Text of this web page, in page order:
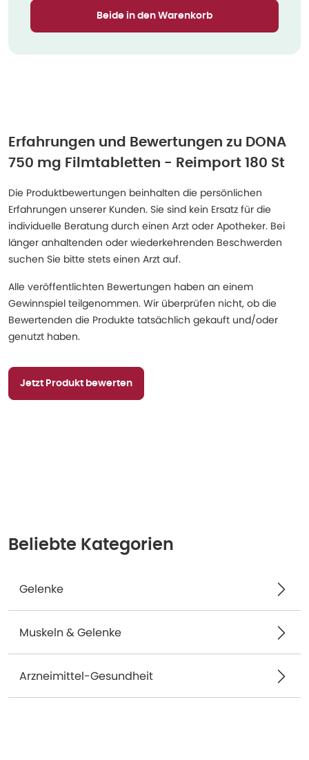
Beide in den Warenkorb
Erfahrungen und Bewertungen zu DONA
750 mg Filmtabletten - Reimport 180 St
Die Produktbewertungen beinhalten die persönlichen
Erfahrungen unserer Kunden. Sie sind kein Ersatz für die
individuelle Beratung durch einen Arzt oder Apotheker. Bei
länger anhaltenden oder wiederkehrenden Beschwerden
suchen Sie bitte stets einen Arzt auf.
Alle veröffentlichten Bewertungen haben an einem
Gewinnspiel teilgenommen. Wir überprüfen nicht, ob die
Bewertenden die Produkte tatsächlich gekauft und/oder
genutzt haben.
Jetzt Produkt bewerten
Beliebte Kategorien
Gelenke
Muskeln & Gelenke
Arzneimittel-Gesundheit